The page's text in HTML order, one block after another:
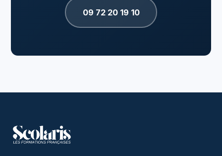
09 72 20 19 10